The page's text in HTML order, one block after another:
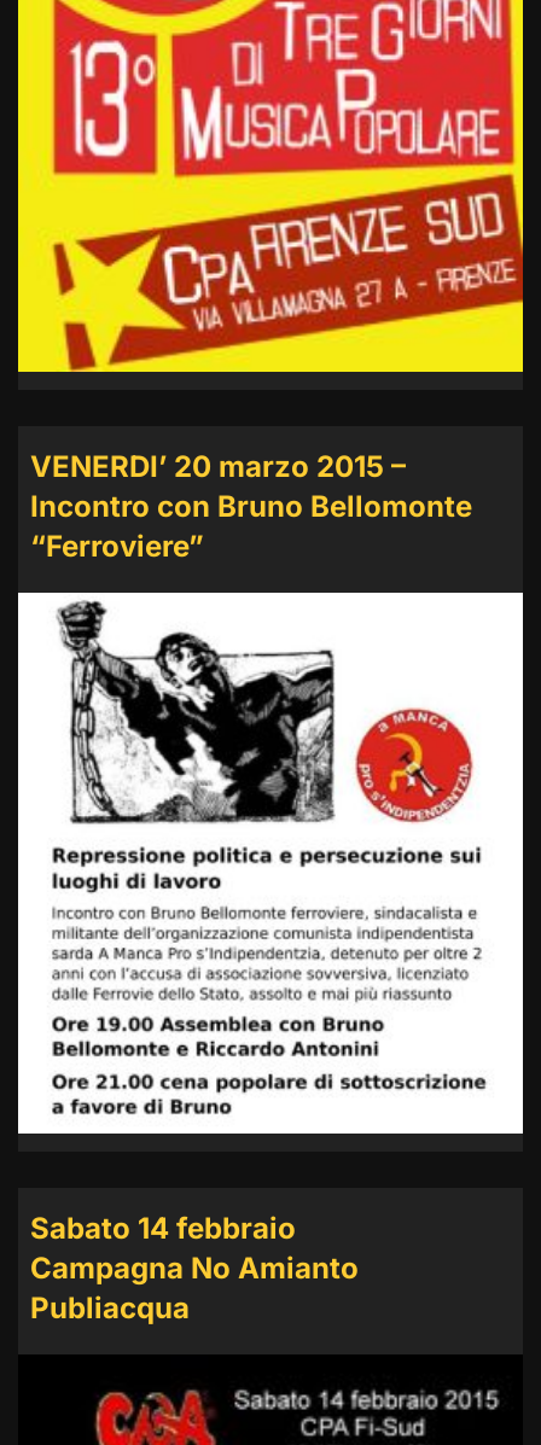
VENERDI’ 20 marzo 2015 –
Incontro con Bruno Bellomonte
“Ferroviere”
Sabato 14 febbraio
Campagna No Amianto
Publiacqua